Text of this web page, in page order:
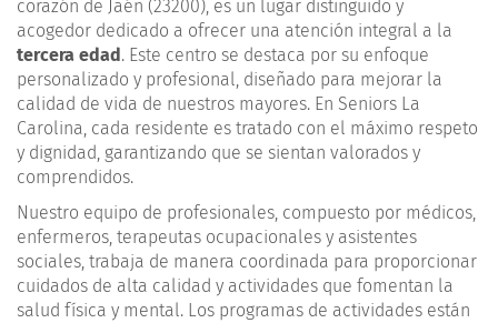
corazón de Jaén (23200), es un lugar distinguido y
acogedor dedicado a ofrecer una atención integral a la
tercera edad. Este centro se destaca por su enfoque
personalizado y profesional, diseñado para mejorar la
calidad de vida de nuestros mayores. En Seniors La
Carolina, cada residente es tratado con el máximo respeto
y dignidad, garantizando que se sientan valorados y
comprendidos.
Nuestro equipo de profesionales, compuesto por médicos,
enfermeros, terapeutas ocupacionales y asistentes
sociales, trabaja de manera coordinada para proporcionar
cuidados de alta calidad y actividades que fomentan la
salud física y mental. Los programas de actividades están